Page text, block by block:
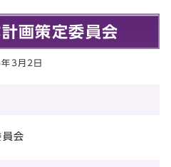
画策定委員会
3月2日
会